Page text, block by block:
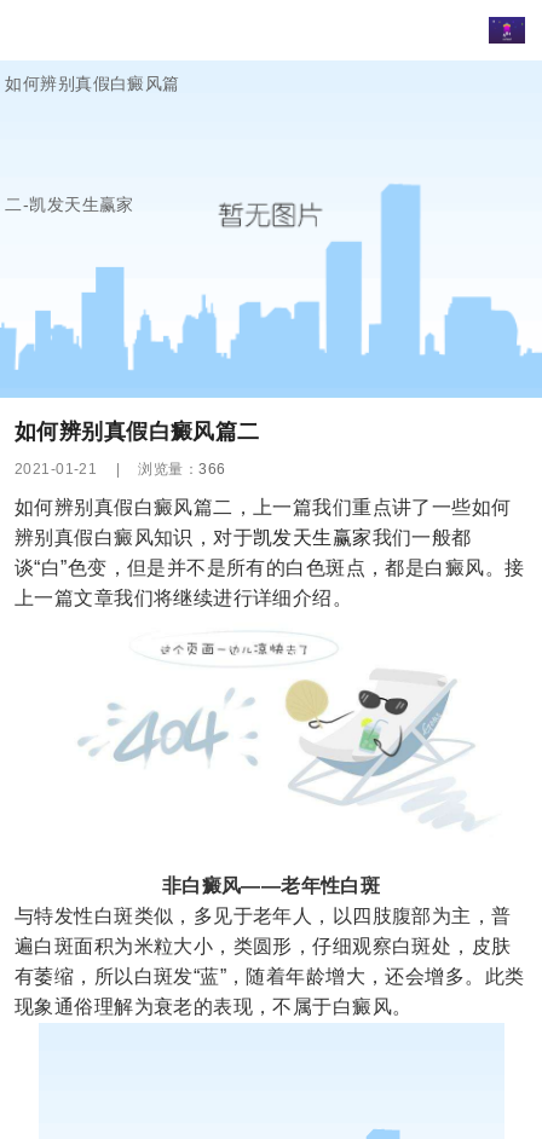
如何辨别真假白癜风篇
二-凯发天生赢家
如何辨别真假白癜风篇二
2021-01-21 浏览量：366
如何辨别真假白癜风篇二，上一篇我们重点讲了一些如何
辨别真假白癜风知识，对于凯发天生赢家我们一般都
谈“白”色变，但是并不是所有的白色斑点，都是白癜风。接
上一篇文章我们将继续进行详细介绍。
非白癜风——老年性白斑
与特发性白斑类似，多见于老年人，以四肢腹部为主，普
遍白斑面积为米粒大小，类圆形，仔细观察白斑处，皮肤
有萎缩，所以白斑发“蓝”，随着年龄增大，还会增多。此类
现象通俗理解为衰老的表现，不属于白癜风。